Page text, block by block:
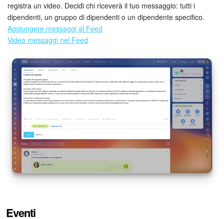
Automazione
Flussi di lavoro
Marketing
Gestione inventario
Mio profilo
Impostazioni
Bitrix24 On-Premise
registra un video. Decidi chi riceverà il tuo messaggio: tutti i
dipendenti, un gruppo di dipendenti o un dipendente specifico.
Aggiungere messaggi al Feed
Video messaggi nel Feed
Eventi